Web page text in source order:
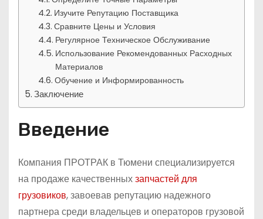
Изучите Репутацию Поставщика
Сравните Цены и Условия
Регулярное Техническое Обслуживание
Использование Рекомендованных Расходных
Материалов
Обучение и Информированность
Заключение
Введение
Компания ПРОТРАК в Тюмени специализируется
на продаже качественныхзапчастей для
грузовиков, завоевав репутацию надежного
партнера среди владельцев и операторов грузовой